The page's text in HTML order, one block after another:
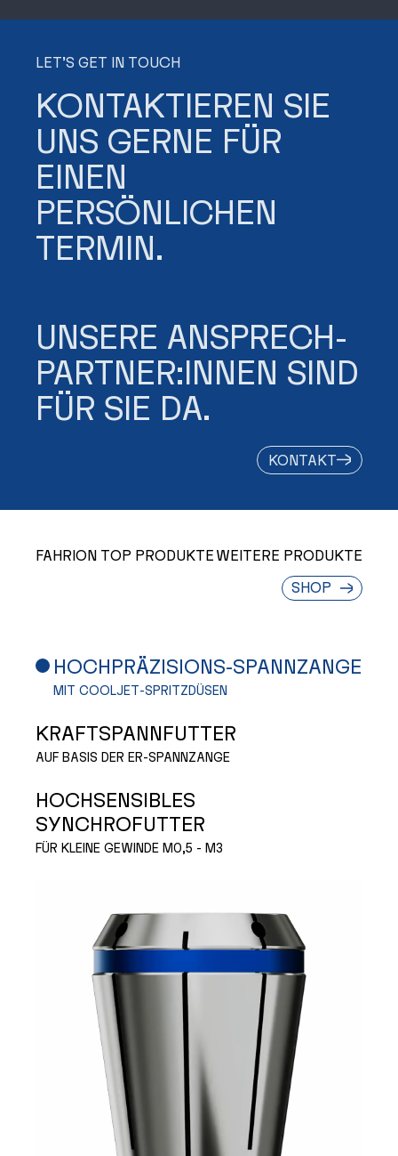
LET’S GET IN TOUCH
KONTAKTIEREN SIE
UNS GERNE FÜR
EINEN
PERSÖNLICHEN
TERMIN.
UNSERE ANSPRECH­
PARTNER:INNEN SIND
FÜR SIE DA.
KONTAKT
FAHRION TOP PRODUKTE WEITERE PRODUKTE
SHOP
HOCHPRÄZISIONS-SPANNZANGE
MIT COOLJET-SPRITZDÜSEN
KRAFTSPANNFUTTER
AUF BASIS DER ER-SPANNZANGE
HOCHSENSIBLES
SYNCHROFUTTER
FÜR KLEINE GEWINDE M0,5 - M3